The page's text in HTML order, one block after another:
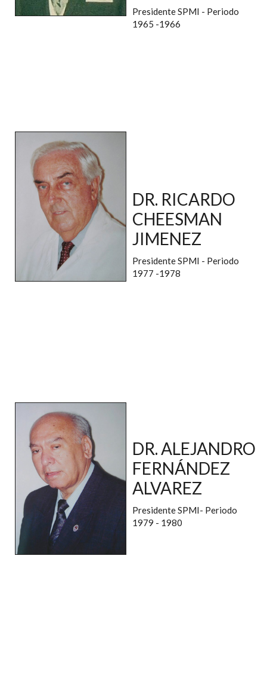
Presidente SPMI - Periodo
1965 -1966
DR. RICARDO
CHEESMAN
JIMENEZ
Presidente SPMI - Periodo
1977 -1978
DR. ALEJANDRO
FERNÁNDEZ
ALVAREZ
Presidente SPMI- Periodo
1979 - 1980